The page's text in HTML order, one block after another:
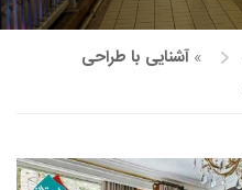
» آشنایی با طراحی